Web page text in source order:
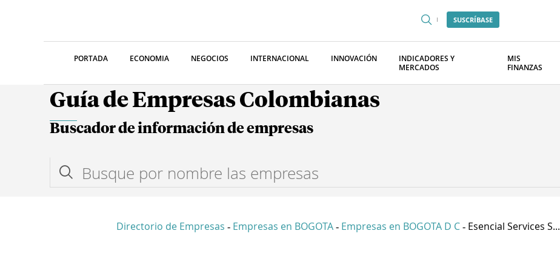
SUSCRÍBASE
PORTADA ECONOMIA NEGOCIOS INTERNACIONAL INNOVACIÓN
INDICADORES Y
MERCADOS
MIS
FINANZAS
Guía de Empresas Colombianas
Buscador de información de empresas
Directorio de Empresas - Empresas en BOGOTA - Empresas en BOGOTA D C - Esencial Services S...